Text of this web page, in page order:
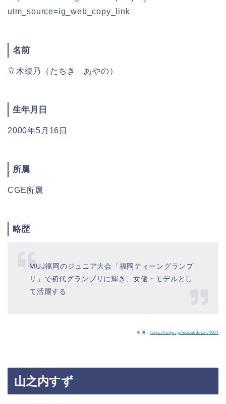
utm_source=ig_web_copy_link
名前
立木綾乃（たちき あやの）
生年月日
2000年5月16日
所属
CGE所属
略歴
MUJ福岡のジュニア大会「福岡ティーングランプ
リ」で初代グランプリに輝き、女優・モデルとし
て活躍する
引用： https://mdpr.jp/model/detail/4004
山之内すず